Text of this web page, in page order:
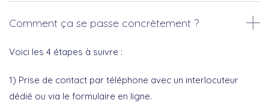
Comment ça se passe concrètement ?
Voici les 4 étapes à suivre :
1) Prise de contact par téléphone avec un interlocuteur
dédié ou via le formulaire en ligne.